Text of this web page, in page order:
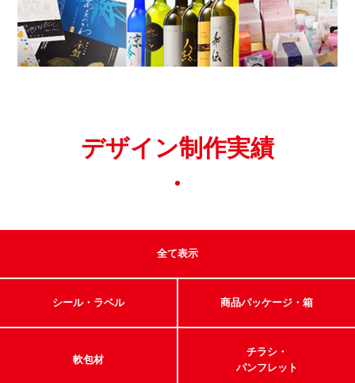
デザイン制作実績
全て表示
シール・ラベル 商品パッケージ・箱
軟包材
チラシ・
パンフレット